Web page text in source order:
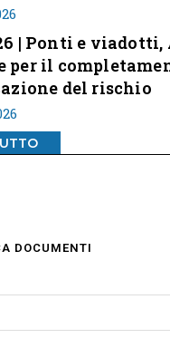
| Ponti e
per il
del rischio
DOCUMENTI